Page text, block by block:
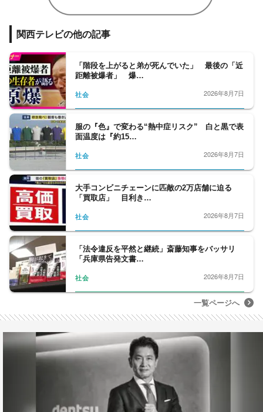
関西テレビの他の記事
「階段を上がると弟が死んでいた」 最後の「近
距離被爆者」 爆…
社会 2026年8月7日
服の『色』で変わる“熱中症リスク” 白と黒で表
面温度は『約15…
社会 2026年8月7日
大手コンビニチェーンに匹敵の2万店舗に迫る
「買取店」 目利き…
社会 2026年8月7日
「法令違反を平然と継続」斎藤知事をバッサリ
「兵庫県告発文書…
社会 2026年8月7日
一覧ページへ